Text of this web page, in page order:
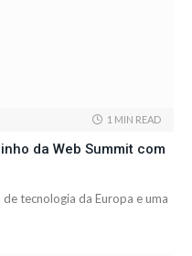
1 MIN READ
da Web Summit com
tecnologia da Europa e uma